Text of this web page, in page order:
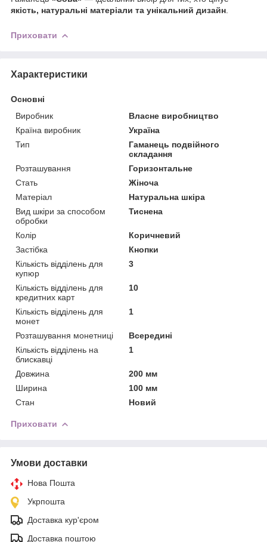
якість, натуральні матеріали та унікальний дизайн
Приховати
Характеристики
Основні
Виробник
Власне виробництво
Країна виробник
Україна
Тип
Гаманець подвійного
складання
Розташування
Горизонтальне
Стать
Жіноча
Матеріал
Натуральна шкіра
Вид шкіри за способом
обробки
Тиснена
Колір
Коричневий
Застібка
Кнопки
Кількість відділень для
купюр
3
Кількість відділень для
кредитних карт
10
Кількість відділень для
монет
1
Розташування монетниці
Всередині
Кількість відділень на
блискавці
1
Довжина
200 мм
Ширина
100 мм
Стан
Новий
Приховати
Умови доставки
Нова Пошта
Укрпошта
Доставка кур'єром
Доставка поштою